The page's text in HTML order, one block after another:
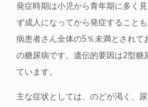
発症時期は小児から青年期に多く
ず成人になってから発症すること
病患者さん全体の5％未満とされ
の糖尿病です。遺伝的要因は2型糖
ています。
主な症状としては、のどが渇く、